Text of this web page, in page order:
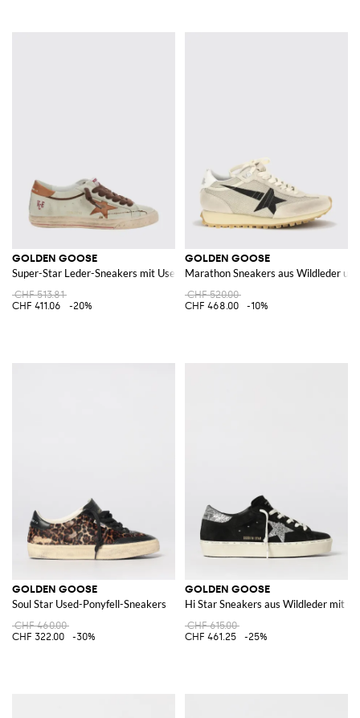
GOLDEN GOOSE
Super-Star Leder-Sneakers mit Used-Effekt und Stern
CHF 513.81
CHF 411.06
-20%
GOLDEN GOOSE
Marathon Sneakers aus Wildleder
CHF 520.00
CHF 468.00
-10%
GOLDEN GOOSE
Soul Star Used-Ponyfell-Sneakers
CHF 460.00
CHF 322.00
-30%
GOLDEN GOOSE
Hi Star Sneakers aus Wildleder mit
CHF 615.00
CHF 461.25
-25%